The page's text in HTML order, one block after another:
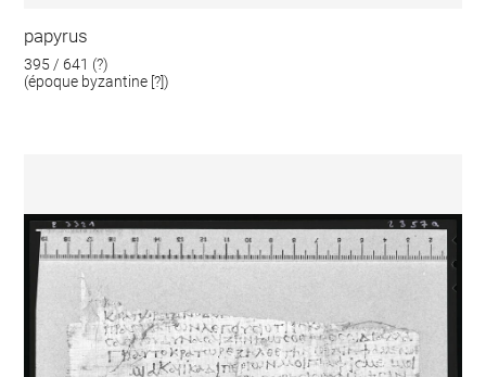
papyrus
395 / 641 (?)
(époque byzantine [?])